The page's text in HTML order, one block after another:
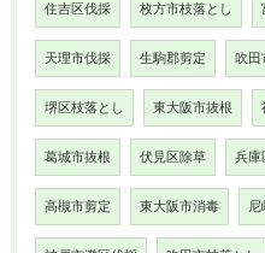
住吉区伐採 枚方市枝落とし
天理市伐採 生駒郡剪定 吹田
堺区枝落とし 東大阪市抜根
葛城市抜根 伏見区除草 兵庫
高槻市剪定 東大阪市消毒 尼